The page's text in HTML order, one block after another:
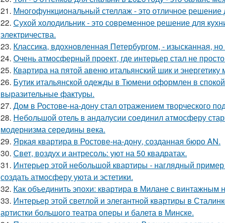
21. Многофункциональный стеллаж - это отличное решение
22. Сухой холодильник - это современное решение для
электричества.
23. Классика, вдохновленная Петербургом, - изысканная,
24. Очень атмосферный проект, где интерьер стал не
25. Квартира на пятой авеню итальянский шик и энергетику
26. Бутик итальянской одежды в Тюмени оформлен в
выразительные фактуры.
27. Дом в Ростове-на-дону стал отражением творческого
28. Небольшой отель в андалусии соединил атмосферу
модернизма середины века.
29. Яркая квартира в Ростове-на-дону, созданная бюро AN.
30. Свет, воздух и антресоль: уют на 50 квадратах.
31. Интерьер этой небольшой квартиры - наглядный
создать атмосферу уюта и эстетики.
32. Как объединить эпохи: квартира в Милане с винтажным
33. Интерьер этой светлой и элегантной квартиры в
артистки большого театра оперы и балета в Минске.